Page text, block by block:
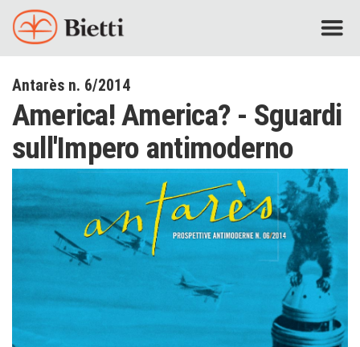
Antarès n. 6/2014
America! America? - Sguardi
sull'Impero antimoderno